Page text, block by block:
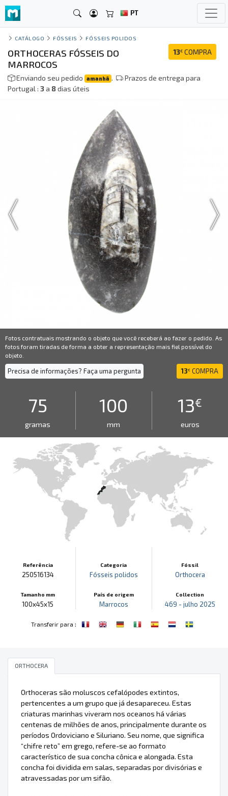
PT
CATÁLOGO FÓSSEIS FÓSSEIS POLIDOS
13€ COMPRA
ORTHOCERAS FÓSSEIS DO
MARROCOS
Enviando seu pedido amanhã .
Prazos de entrega para
Portugal : 3a 8dias úteis
Fotos contratuais mostrando o objeto que você receberá ao fazer o pedido. As
fotos foram tiradas de forma a obter a representação mais fiel possível do
objeto.
Precisa de informações? Faça uma pergunta 13€ COMPRA
75
gramas
100
mm
13€
euros
Referência
250516134
Tamanho mm
100x45x15
Categoria
Fósseis polidos
País de origem
Marrocos
Fóssil
Orthocera
Collection
469 - julho 2025
Transferir para :
ORTHOCERA
Orthoceras são moluscos cefalópodes extintos,
pertencentes a um grupo que já desapareceu. Estas
criaturas marinhas viveram nos oceanos há várias
centenas de milhões de anos, principalmente durante os
períodos Ordoviciano e Siluriano. Seu nome, que significa
“chifre reto” em grego, refere-se ao formato
característico de sua concha cônica e alongada. Esta
concha foi dividida em salas, separadas por divisórias e
atravessadas por um sifão.